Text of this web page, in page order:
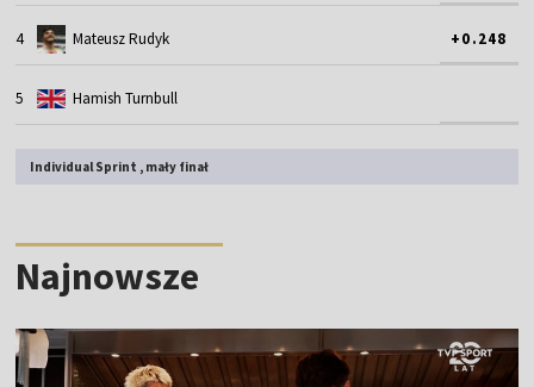
4 Mateusz Rudyk +0.248
5 Hamish Turnbull
Individual Sprint , mały finał
Najnowsze